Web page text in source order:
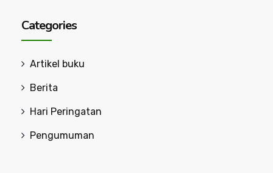
Categories
Artikel buku
Berita
Hari Peringatan
Pengumuman